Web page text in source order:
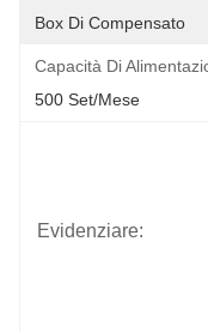
Box Di Compensato
Capacità Di
500 Set/mese
Evidenziare: